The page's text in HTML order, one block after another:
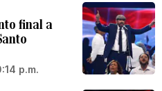
final a
p.m.